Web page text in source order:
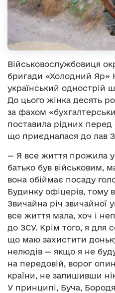
Військовослужбовиця
бригади «Холодний Яр»
український однострій
До цього жінка десять
за фахом
поставила рідних
що приєдналася до лав
— Я все життя прожила у
батько був військовим,
вона обіймає посаду
Будинку офіцерів,
Звичайна річ звичайної
все життя мала, хоч і
до ЗСУ. Крім того, я для
що маю захистити
нелюдів — якщо я не
на передовій, ворог
країни, не залишивши
У принципі, Буча,